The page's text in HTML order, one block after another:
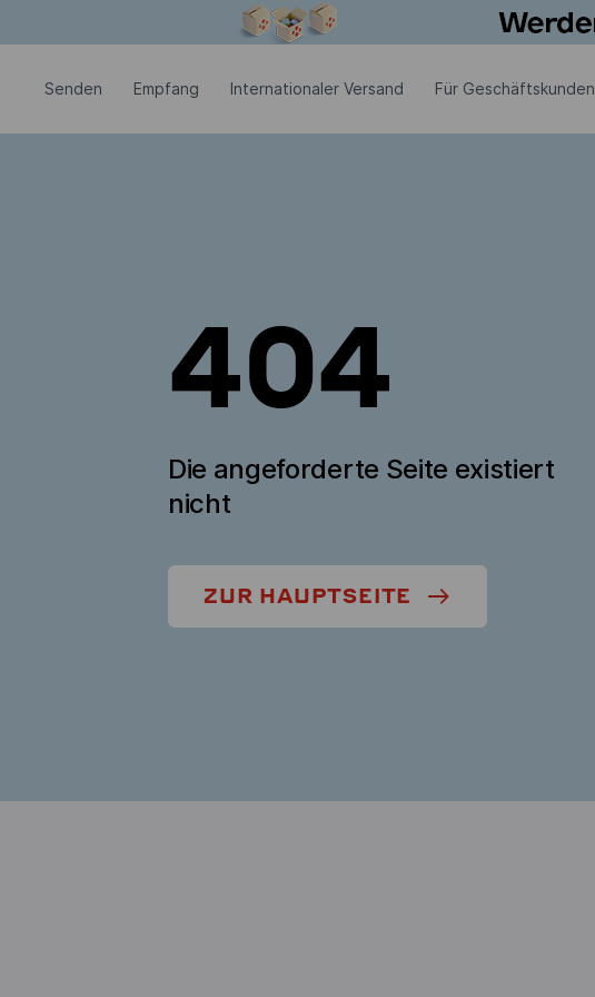
Senden Empfang Internationaler Versand Für Geschäftskunden
404
Die angeforderte Seite existiert
nicht
ZUR HAUPTSEITE
Modales Fenster ist geöffnet